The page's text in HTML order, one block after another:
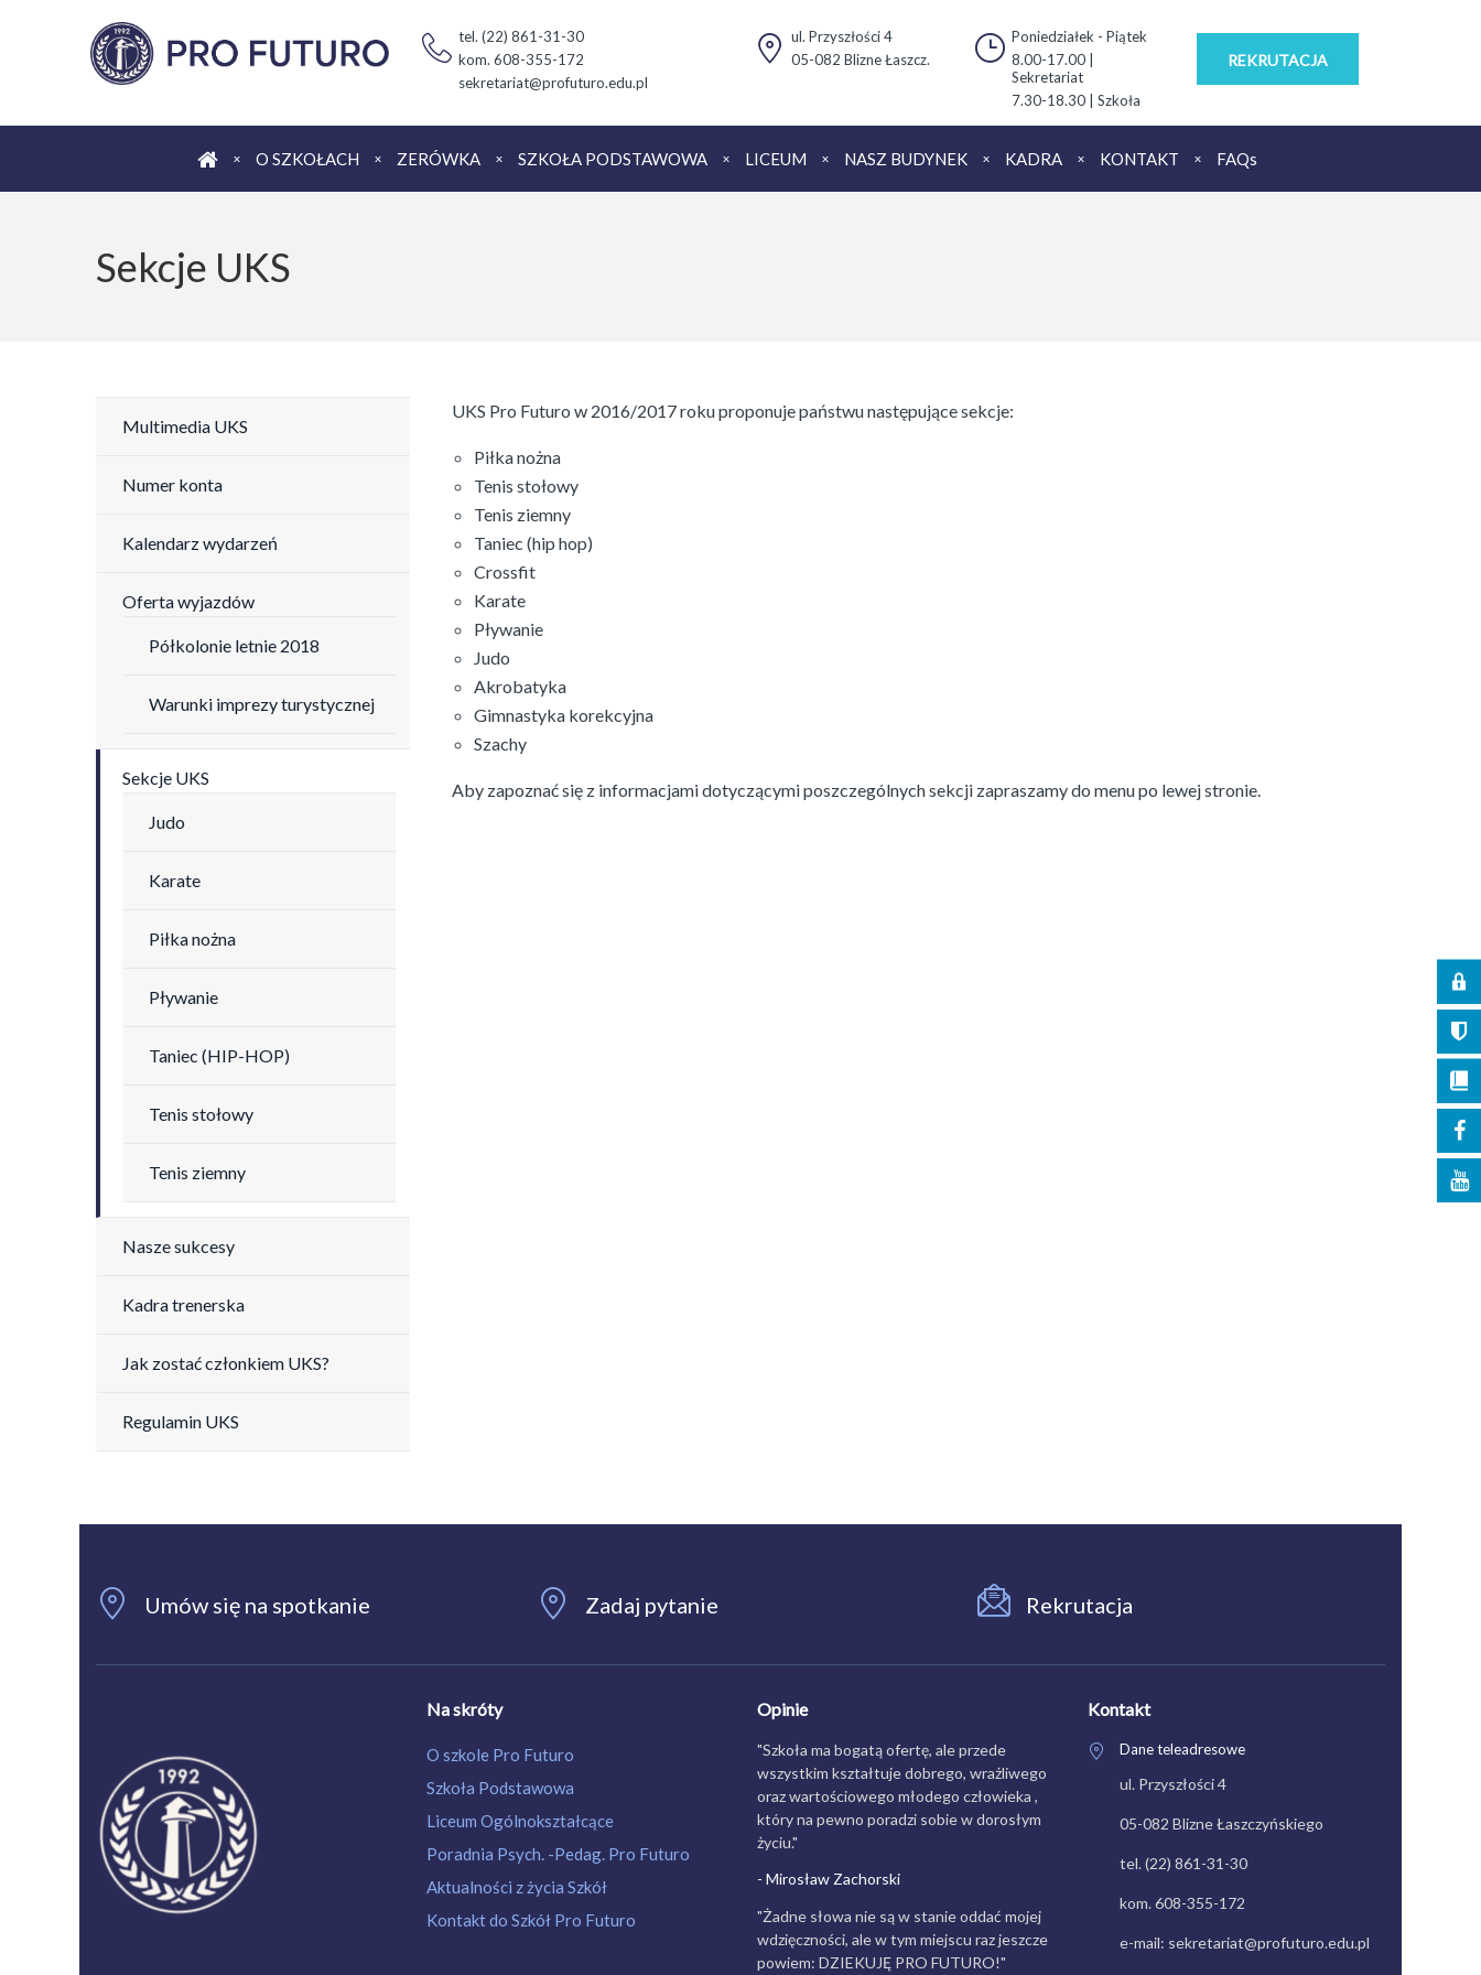
tel. (22) 861-31-30
kom. 608-355-172
sekretariat@profuturo.edu.pl
ul. Przyszłości 4
05-082 Blizne Łaszcz.
Poniedziałek - Piątek
8.00-17.00 |
Sekretariat
7.30-18.30 | Szkoła
REKRUTACJA
Strona głównaO SZKOŁACH ZERÓWKA SZKOŁA PODSTAWOWA LICEUM NASZ BUDYNEK KADRA KONTAKT FAQs
Sekcje UKS
Multimedia UKS
Numer konta
Kalendarz wydarzeń
Oferta wyjazdów
Półkolonie letnie 2018
Warunki imprezy turystycznej
Sekcje UKS
Judo
Karate
Piłka nożna
Pływanie
Taniec (HIP-HOP)
Tenis stołowy
Tenis ziemny
Nasze sukcesy
Kadra trenerska
Jak zostać członkiem UKS?
Regulamin UKS
UKS Pro Futuro w 2016/2017 roku proponuje państwu następujące sekcje:
Piłka nożna
Tenis stołowy
Tenis ziemny
Taniec (hip hop)
Crossfit
Karate
Pływanie
Judo
Akrobatyka
Gimnastyka korekcyjna
Szachy
Aby zapoznać się z informacjami dotyczącymi poszczególnych sekcji zapraszamy do menu po lewej stronie.
Umów się na spotkanie Zadaj pytanie Rekrutacja
Na skróty
O szkole Pro Futuro
Szkoła Podstawowa
Liceum Ogólnokształcące
Poradnia Psych. -Pedag. Pro Futuro
Aktualności z życia Szkół
Kontakt do Szkół Pro Futuro
Opinie
"Szkoła ma bogatą ofertę, ale przede
wszystkim kształtuje dobrego, wrażliwego
oraz wartościowego młodego człowieka ,
który na pewno poradzi sobie w dorosłym
życiu."
- Mirosław Zachorski
"Żadne słowa nie są w stanie oddać mojej
wdzięczności, ale w tym miejscu raz jeszcze
powiem: DZIEKUJĘ PRO FUTURO!"
Kontakt
Dane teleadresowe
ul. Przyszłości 4
05-082 Blizne Łaszczyńskiego
tel. (22) 861-31-30
kom. 608-355-172
e-mail: sekretariat@profuturo.edu.pl